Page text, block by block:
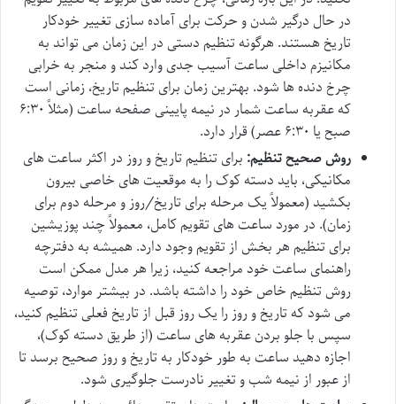
در حال درگیر شدن و حرکت برای آماده سازی تغییر خودکار
تاریخ هستند. هرگونه تنظیم دستی در این زمان می تواند به
مکانیزم داخلی ساعت آسیب جدی وارد کند و منجر به خرابی
چرخ دنده ها شود. بهترین زمان برای تنظیم تاریخ، زمانی است
که عقربه ساعت شمار در نیمه پایینی صفحه ساعت (مثلاً ۶:۳۰
صبح یا ۶:۳۰ عصر) قرار دارد.
روش صحیح تنظیم: برای تنظیم تاریخ و روز در اکثر ساعت های
مکانیکی، باید دسته کوک را به موقعیت های خاصی بیرون
بکشید (معمولاً یک مرحله برای تاریخ/روز و مرحله دوم برای
زمان). در مورد ساعت های تقویم کامل، معمولاً چند پوزیشین
برای تنظیم هر بخش از تقویم وجود دارد. همیشه به دفترچه
راهنمای ساعت خود مراجعه کنید، زیرا هر مدل ممکن است
روش تنظیم خاص خود را داشته باشد. در بیشتر موارد، توصیه
می شود که تاریخ و روز را یک روز قبل از تاریخ فعلی تنظیم کنید،
سپس با جلو بردن عقربه های ساعت (از طریق دسته کوک)،
اجازه دهید ساعت به طور خودکار به تاریخ و روز صحیح برسد تا
از عبور از نیمه شب و تغییر نادرست جلوگیری شود.